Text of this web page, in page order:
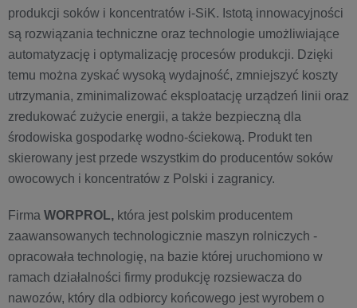
produkcji soków i koncentratów i-SiK. Istotą innowacyjności
są rozwiązania techniczne oraz technologie umożliwiające
automatyzację i optymalizację procesów produkcji. Dzięki
temu można zyskać wysoką wydajność, zmniejszyć koszty
utrzymania, zminimalizować eksploatację urządzeń linii oraz
zredukować zużycie energii, a także bezpieczną dla
środowiska gospodarkę wodno-ściekową. Produkt ten
skierowany jest przede wszystkim do producentów soków
owocowych i koncentratów z Polski i zagranicy.
Firma WORPROL, która jest polskim producentem
zaawansowanych technologicznie maszyn rolniczych -
opracowała technologię, na bazie której uruchomiono w
ramach działalności firmy produkcję rozsiewacza do
nawozów, który dla odbiorcy końcowego jest wyrobem o